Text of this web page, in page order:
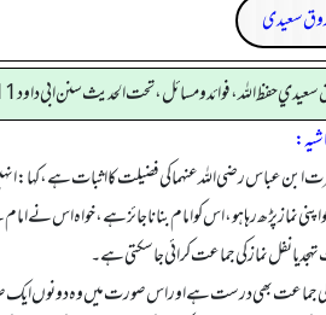
سعیدی
سعيدي حفظ الله، فوائد و مسائل، تحت الحديث سنن ابي داود 611
عباس رضی اللہ عنہما کی فضیلت کا اثبات ہے، کہا:
نماز پڑھ رہا ہو، اس کو امام بنانا جائز ہے، خواہ اس نے
یا نفل نماز کی جماعت کرائی جا سکتی ہے۔
جماعت بھی درست ہے اور اس صورت میں وہ دونوں